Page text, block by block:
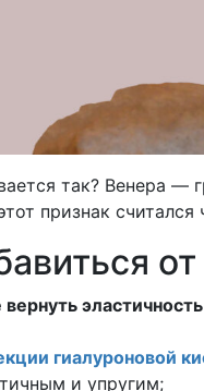
так? Венера —
признак
эластичность
гиалуроновой
и упругим;